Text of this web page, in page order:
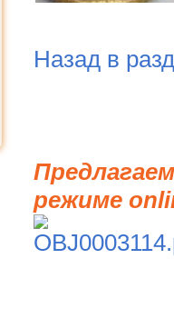
Назад в
режиме